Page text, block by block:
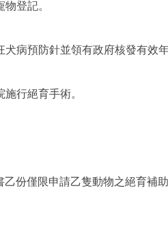
登記。
犬病預防針並領有政府核發有效
行絕育手術。
乙份僅限申請乙隻動物之絕育補